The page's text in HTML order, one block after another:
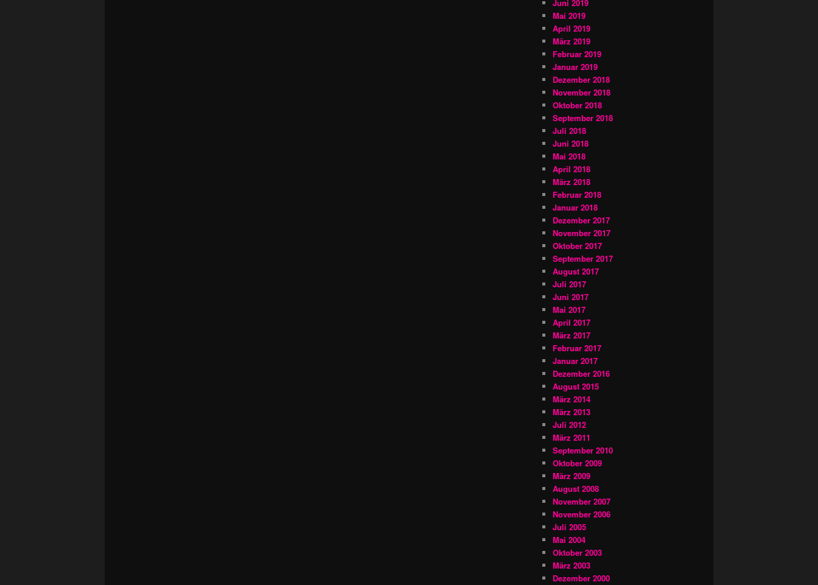
Juni 2019
Mai 2019
April 2019
März 2019
Februar 2019
Januar 2019
Dezember 2018
November 2018
Oktober 2018
September 2018
Juli 2018
Juni 2018
Mai 2018
April 2018
März 2018
Februar 2018
Januar 2018
Dezember 2017
November 2017
Oktober 2017
September 2017
August 2017
Juli 2017
Juni 2017
Mai 2017
April 2017
März 2017
Februar 2017
Januar 2017
Dezember 2016
August 2015
März 2014
März 2013
Juli 2012
März 2011
September 2010
Oktober 2009
März 2009
August 2008
November 2007
November 2006
Juli 2005
Mai 2004
Oktober 2003
März 2003
Dezember 2000